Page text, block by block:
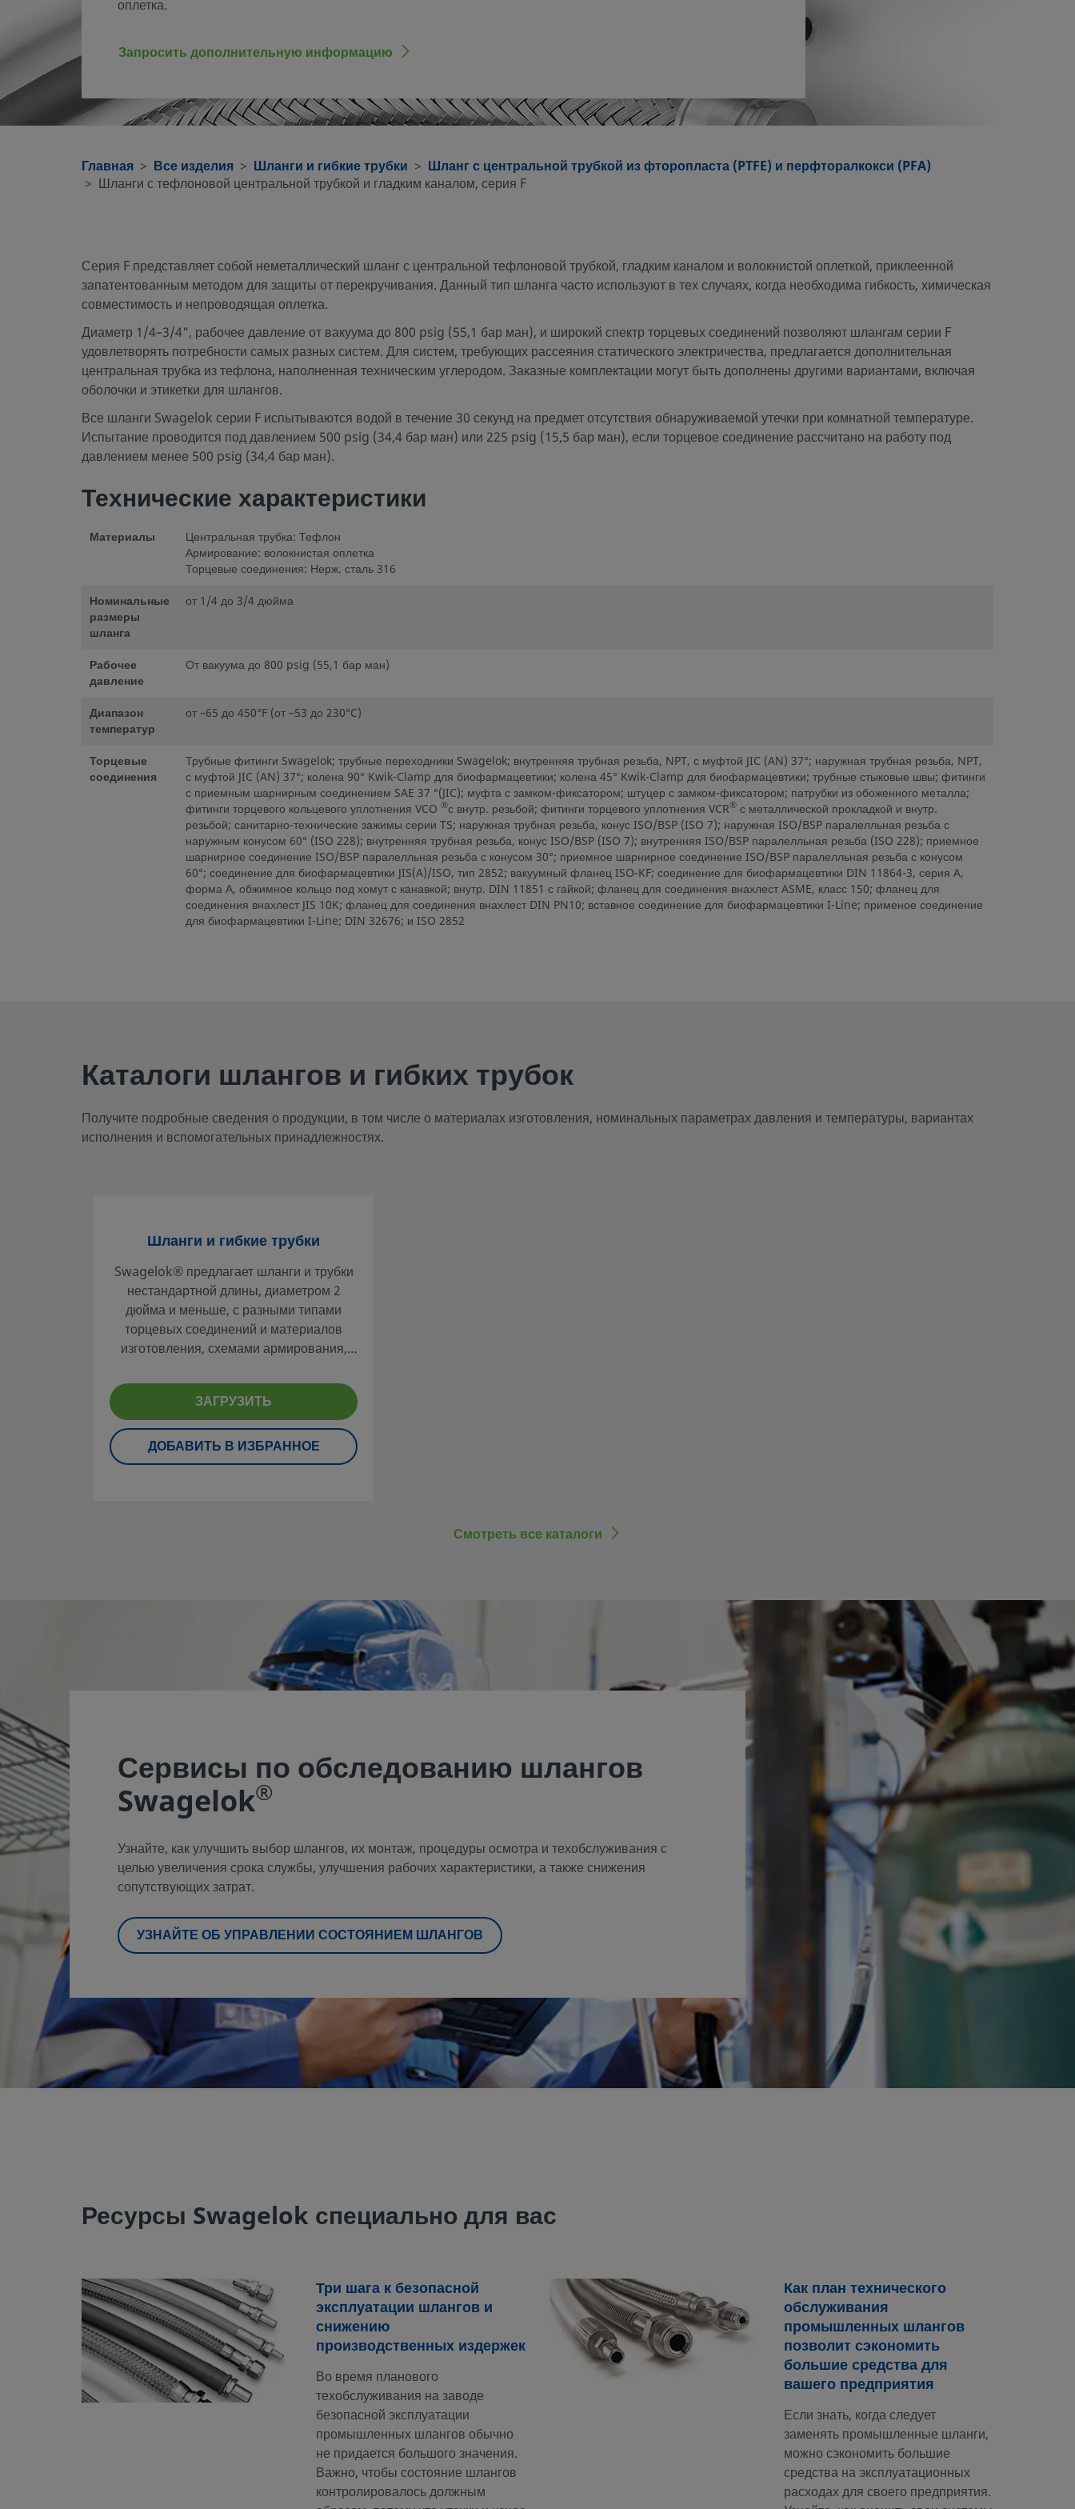
оплетка.
Запросить дополнительную информацию
Главная Все изделия Шланги и гибкие трубки
Шланг с центральной трубкой из фторопласта (PTFE) и перфторалкокси (PFA)
Шланги с тефлоновой центральной трубкой и гладким каналом, серия F
Серия F представляет собой неметаллический шланг с центральной тефлоновой трубкой, гладким каналом и волокнистой оплеткой, приклеенной
запатентованным методом для защиты от перекручивания. Данный тип шланга часто используют в тех случаях, когда необходима гибкость, химическая
совместимость и непроводящая оплетка.
Диаметр 1/4–3/4", рабочее давление от вакуума до 800 psig (55,1 бар ман), и широкий спектр торцевых соединений позволяют шлангам серии F
удовлетворять потребности самых разных систем. Для систем, требующих рассеяния статического электричества, предлагается дополнительная
центральная трубка из тефлона, наполненная техническим углеродом. Заказные комплектации могут быть дополнены другими вариантами, включая
оболочки и этикетки для шлангов.
Все шланги Swagelok серии F испытываются водой в течение 30 секунд на предмет отсутствия обнаруживаемой утечки при комнатной температуре.
Испытание проводится под давлением 500 psig (34,4 бар ман) или 225 psig (15,5 бар ман), если торцевое соединение рассчитано на работу под
давлением менее 500 psig (34,4 бар ман).
Технические характеристики
Материалы
Центральная трубка: Тефлон
Армирование: волокнистая оплетка
Торцевые соединения: Нерж. сталь 316
Номинальные
размеры
шланга
от 1/4 до 3/4 дюйма
Рабочее
давление
От вакуума до 800 psig (55,1 бар ман)
Диапазон
температур
от –65 до 450°F (от –53 до 230°C)
Торцевые
соединения
Трубные фитинги Swagelok; трубные переходники Swagelok; внутренняя трубная резьба, NPT, с муфтой JIC (AN) 37°; наружная трубная резьба, NPT,
с муфтой JIC (AN) 37°; колена 90° Kwik-Clamp для биофармацевтики; колена 45° Kwik-Clamp для биофармацевтики; трубные стыковые швы; фитинги
с приемным шарнирным соединением SAE 37 °(JIC); муфта с замком-фиксатором; штуцер с замком-фиксатором; патрубки из обоженного металла;
фитинги торцевого кольцевого уплотнения VCO ®с внутр. резьбой; фитинги торцевого уплотнения VCR® с металлической прокладкой и внутр.
резьбой; санитарно-технические зажимы серии TS; наружная трубная резьба, конус ISO/BSP (ISO 7); наружная ISO/BSP паралелльная резьба с
наружным конусом 60° (ISO 228); внутренняя трубная резьба, конус ISO/BSP (ISO 7); внутренняя ISO/BSP паралелльная резьба (ISO 228); приемное
шарнирное соединение ISO/BSP паралелльная резьба с конусом 30°; приемное шарнирное соединение ISO/BSP паралелльная резьба с конусом
60°; соединение для биофармацевтики JIS(A)/ISO, тип 2852; вакуумный фланец ISO-KF; соединение для биофармацевтики DIN 11864-3, серия A,
форма А, обжимное кольцо под хомут с канавкой; внутр. DIN 11851 с гайкой; фланец для соединения внахлест ASME, класс 150; фланец для
соединения внахлест JIS 10K; фланец для соединения внахлест DIN PN10; вставное соединение для биофармацевтики I-Line; применое соединение
для биофармацевтики I-Line; DIN 32676; и ISO 2852
Каталоги шлангов и гибких трубок
Получите подробные сведения о продукции, в том числе о материалах изготовления, номинальных параметрах давления и температуры, вариантах
исполнения и вспомогательных принадлежностях.
Шланги и гибкие трубки
Swagelok® предлагает шланги и трубки
нестандартной длины, диаметром 2
дюйма и меньше, с разными типами
торцевых соединений и материалов
изготовления, схемами армирования,
широком диапазоне рабочих параметров
среды.
ЗАГРУЗИТЬ
ДОБАВИТЬ В ИЗБРАННОЕ
Смотреть все каталоги
Сервисы по обследованию шлангов
Swagelok®
Узнайте, как улучшить выбор шлангов, их монтаж, процедуры осмотра и техобслуживания с
целью увеличения срока службы, улучшения рабочих характеристики, а также снижения
сопутствующих затрат.
УЗНАЙТЕ ОБ УПРАВЛЕНИИ СОСТОЯНИЕМ ШЛАНГОВ
Ресурсы Swagelok специально для вас
Три шага к безопасной
эксплуатации шлангов и
снижению
производственных издержек
Во время планового
техобслуживания на заводе
безопасной эксплуатации
промышленных шлангов обычно
не придается большого значения.
Важно, чтобы состояние шлангов
контролировалось должным
Как план технического
обслуживания
промышленных шлангов
позволит сэкономить
большие средства для
вашего предприятия
Если знать, когда следует
заменять промышленные шланги,
можно сэкономить большие
средства на эксплуатационных
расходах для своего предприятия.